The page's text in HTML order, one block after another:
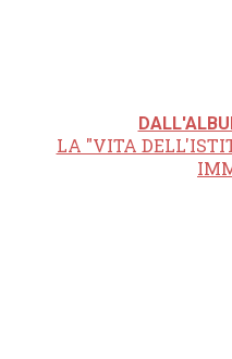
LA "VITA